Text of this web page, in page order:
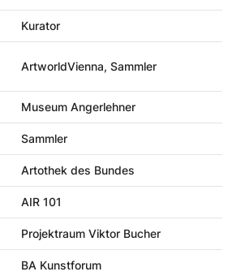
Kurator
ArtworldVienna, Sammler
Museum Angerlehner
Sammler
Artothek des Bundes
AIR 101
Projektraum Viktor Bucher
BA Kunstforum